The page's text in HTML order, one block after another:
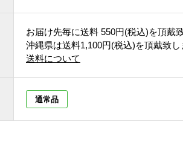
お届け先毎に送料 550円(税込)を頂戴
沖縄県は送料1,100円(税込)を頂戴致し
送料について
通常品